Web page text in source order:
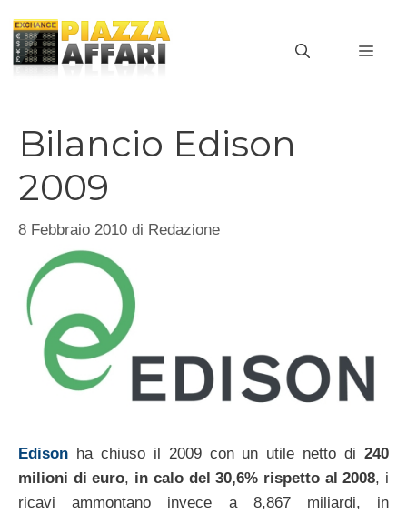
contenuto
Bilancio Edison
2009
8 Febbraio 2010 di Redazione
Edison ha chiuso il 2009 con un utile netto di 240
milioni di euro, in calo del 30,6% rispetto al 2008, i
ricavi ammontano invece a 8,867 miliardi, in